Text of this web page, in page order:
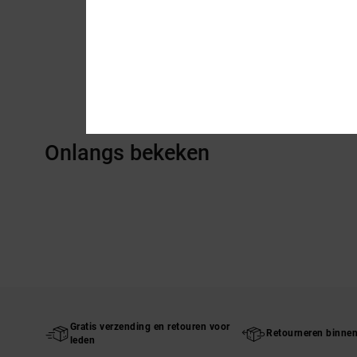
Onlangs bekeken
Gratis verzending en retouren voor
leden
Retourneren